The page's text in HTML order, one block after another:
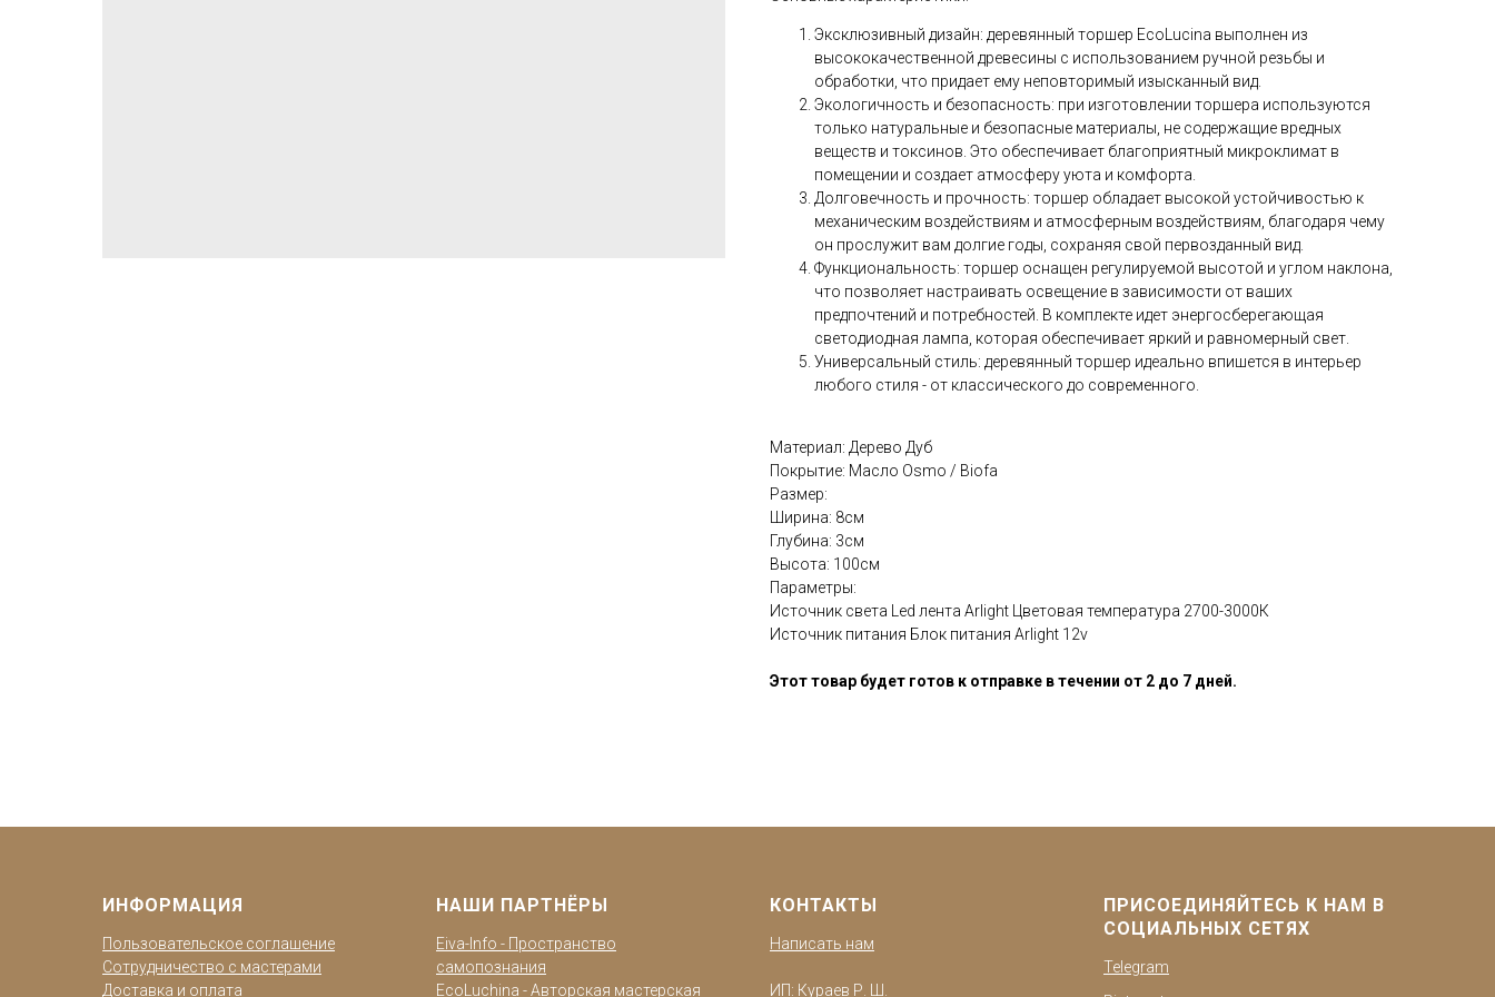
Эксклюзивный дизайн: деревянный торшер EcoLucina выполнен из
высококачественной древесины с использованием ручной резьбы и
обработки, что придает ему неповторимый изысканный вид.
Экологичность и безопасность: при изготовлении торшера используются
только натуральные и безопасные материалы, не содержащие вредных
веществ и токсинов. Это обеспечивает благоприятный микроклимат в
помещении и создает атмосферу уюта и комфорта.
Долговечность и прочность: торшер обладает высокой устойчивостью к
механическим воздействиям и атмосферным воздействиям, благодаря чему
он прослужит вам долгие годы, сохраняя свой первозданный вид.
Функциональность: торшер оснащен регулируемой высотой и углом наклона,
что позволяет настраивать освещение в зависимости от ваших
предпочтений и потребностей. В комплекте идет энергосберегающая
светодиодная лампа, которая обеспечивает яркий и равномерный свет.
Универсальный стиль: деревянный торшер идеально впишется в интерьер
любого стиля - от классического до современного.
Материал: Дерево Дуб
Покрытие: Масло Osmo / Biofa
Размер:
Ширина: 8см
Глубина: 3см
Высота: 100см
Параметры:
Источник света Led лента Arlight Цветовая температура 2700-3000К
Источник питания Блок питания Arlight 12v
Этот товар будет готов к отправке в течении от 2 до 7 дней.
ИНФОРМАЦИЯ
Пользовательское соглашение
Сотрудничество с мастерами
Доставка и оплата
НАШИ ПАРТНЁРЫ
Eiva-Info - Пространство
самопознания
EcoLuchina - Авторская мастерская
КОНТАКТЫ
Написать нам
ИП: Кураев Р. Ш.
ПРИСОЕДИНЯЙТЕСЬ К НАМ В
СОЦИАЛЬНЫХ СЕТЯХ
Telegram